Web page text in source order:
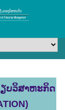
ວິສາຫະກິດ